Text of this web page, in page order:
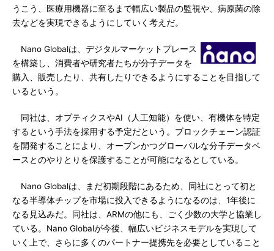
うこう、医療用機器に至るまで幅広い製品の監視や、病原菌の除
去などを実現できるようにしていく考えだ。
Nano Globalは、デジタルマーケットプレース
を構築し、消費者や研究者たちが分子データを
購入、販売したり、共有したりできるようにすることを目指して
いるという。
同社は、オプティクスやAI（人工知能）を使い、有機体を特定
するという手法を採用する予定だという。ブロックチェーン認証
を開発することにより、オープンかつグローバルな分子データベ
ースとのやりとりを保護することが可能になるとしている。
Nano Globalは、まだ初期段階にあるため、同社にとって初と
なる半導体チップを市場に投入できるようになるのは、1年後に
なる見込みだ。同社は、ARMの他にも、ごく少数の大学と協業し
ている。Nano Globalが今後、幅広いビジネスモデルを実現して
いく上で、さらに多くのパートナー提携先を必要としていること